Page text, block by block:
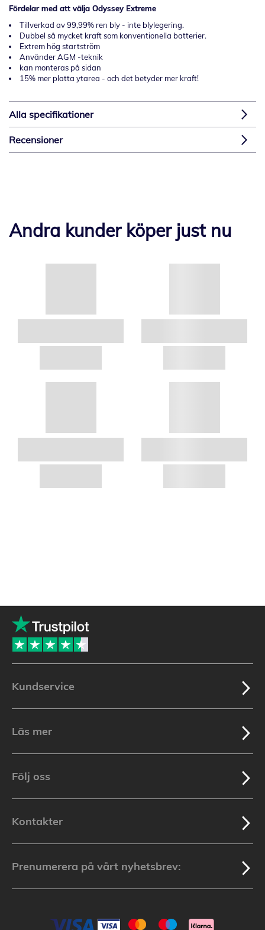
Fördelar med att välja Odyssey Extreme
Tillverkad av 99,99% ren bly - inte blylegering.
Dubbel så mycket kraft som konventionella batterier.
Extrem hög startström
Använder AGM -teknik
kan monteras på sidan
15% mer platta ytarea - och det betyder mer kraft!
Alla specifikationer
Recensioner
Andra kunder köper just nu
Kundservice
Läs mer
Följ oss
Kontakter
Prenumerera på vårt nyhetsbrev: